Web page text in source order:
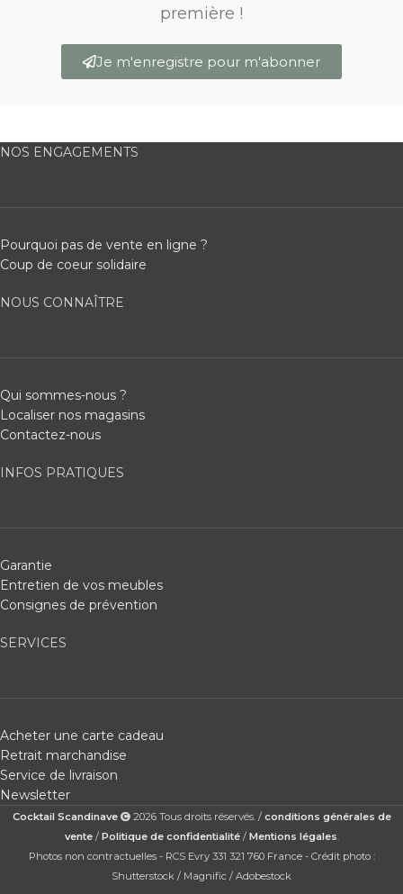
première !
Je m'enregistre pour m'abonner
NOS ENGAGEMENTS
Pourquoi pas de vente en ligne ?
Coup de coeur solidaire
NOUS CONNAÎTRE
Qui sommes-nous ?
Localiser nos magasins
Contactez-nous
INFOS PRATIQUES
Garantie
Entretien de vos meubles
Consignes de prévention
SERVICES
Acheter une carte cadeau
Retrait marchandise
Service de livraison
Newsletter
Cocktail Scandinave 2026 Tous droits réservés. / conditions générales de
vente/ Politique de confidentialité/ Mentions légales.
Photos non contractuelles - RCS Evry 331 321 760 France - Crédit photo :
Shutterstock / Magnific / Adobestock